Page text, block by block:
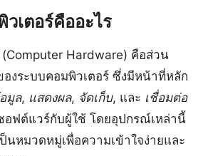
เตอร์คืออะไร
Hardware) คือส่วน
งระบบคอมพิวเตอร์ ซึ่งมีหน้าที่หลัก
มูล, แสดงผล, จัดเก็บ, และ เชื่อมต่อ
อฟต์แวร์กับผู้ใช้ โดยอุปกรณ์เหล่านี้
นหมวดหมู่เพื่อความเข้าใจง่ายและ